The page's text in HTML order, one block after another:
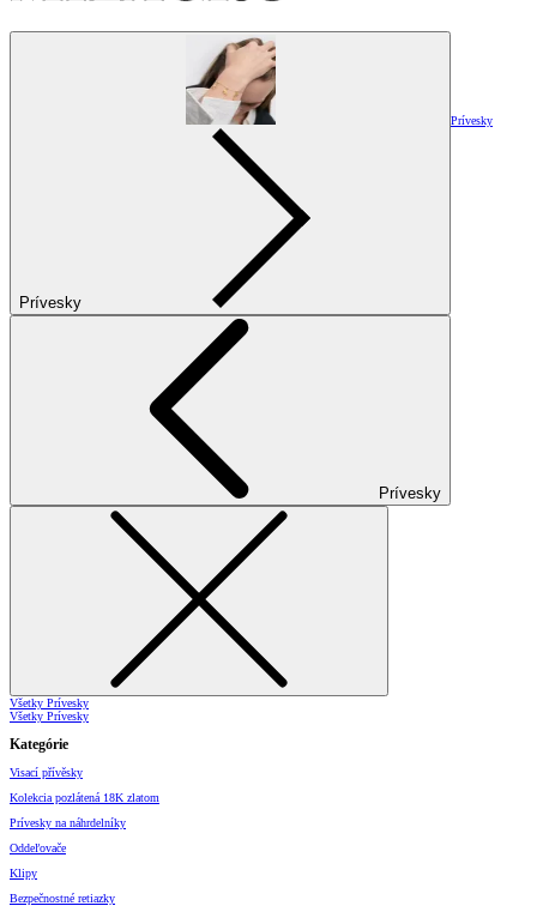
Prívesky
Prívesky
Prívesky
Všetky Prívesky
Všetky Prívesky
Kategórie
Visací přívěsky
Kolekcia pozlátená 18K zlatom
Prívesky na náhrdelníky
Oddeľovače
Klipy
Bezpečnostné retiazky